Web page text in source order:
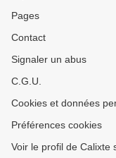
Pages
Contact
Signaler un abus
C.G.U.
Cookies et données
Préférences cookies
Voir le profil de Calixte